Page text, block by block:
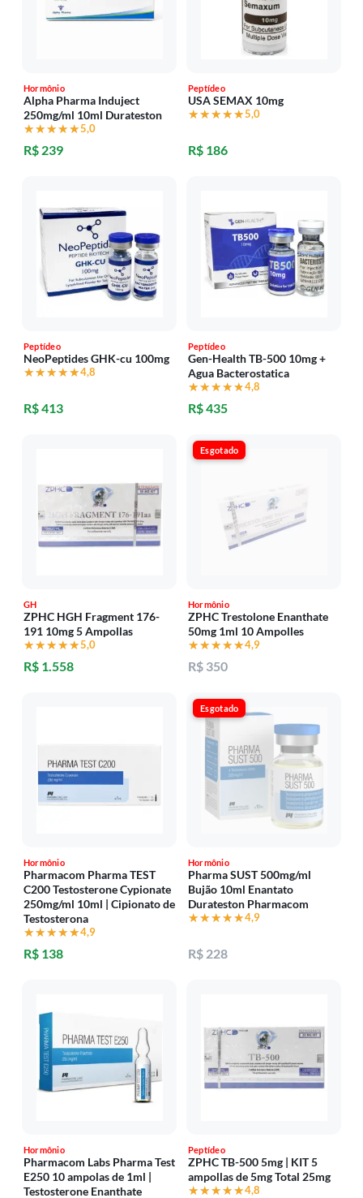
Hormônio
Alpha Pharma Induject
250mg/ml 10ml Durateston
★★★★★
★★★★★5,0
R$ 239
Peptídeo
USA SEMAX 10mg
★★★★★
★★★★★5,0
R$ 186
Peptídeo
NeoPeptides GHK-cu 100mg
★★★★★
★★★★★4,8
R$ 413
Peptídeo
Gen-Health TB-500 10mg +
Agua Bacterostatica
★★★★★
★★★★★4,8
R$ 435
GH
ZPHC HGH Fragment 176-
191 10mg 5 Ampollas
★★★★★
★★★★★5,0
R$ 1.558
Esgotado
Hormônio
ZPHC Trestolone Enanthate
50mg 1ml 10 Ampolles
★★★★★
★★★★★4,9
R$ 350
Hormônio
Pharmacom Pharma TEST
C200 Testosterone Cypionate
250mg/ml 10ml | Cipionato de
Testosterona
★★★★★
★★★★★4,9
R$ 138
Esgotado
Hormônio
Pharma SUST 500mg/ml
Bujão 10ml Enantato
Durateston Pharmacom
★★★★★
★★★★★4,9
R$ 228
Hormônio
Pharmacom Labs Pharma Test
E250 10 ampolas de 1ml |
Testosterone Enanthate
Peptídeo
ZPHC TB-500 5mg | KIT 5
ampollas de 5mg Total 25mg
★★★★★
★★★★★4,8